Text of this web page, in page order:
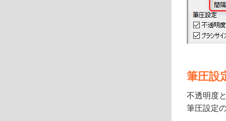
筆圧設
不透明度
筆圧設定